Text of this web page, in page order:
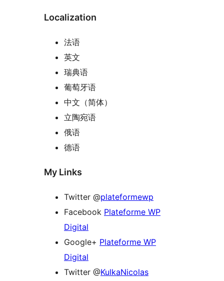
Localization
法语
英文
瑞典语
葡萄牙语
中文（简体）
立陶宛语
俄语
德语
My Links
Twitter @plateformewp
Facebook Plateforme WP
Digital
Google+ Plateforme WP
Digital
Twitter @KulkaNicolas